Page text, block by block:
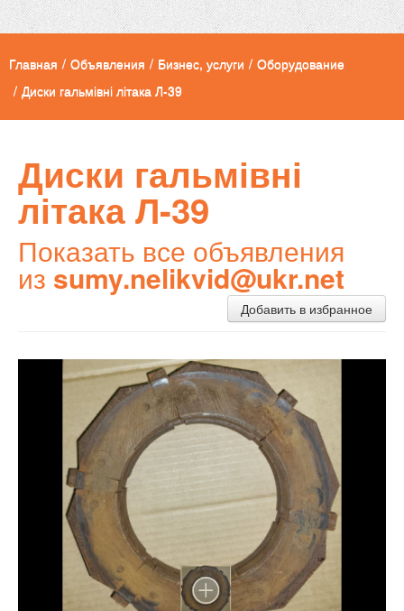
Главная / Объявления / Бизнес, услуги / Оборудование
/ Диски гальмівні літака Л-39
Диски гальмівні
літака Л-39
Показать все объявления
из sumy.nelikvid@ukr.net
Добавить в избранное